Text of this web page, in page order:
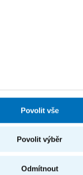
Povolit vše
Povolit výběr
Odmítnout
komise
Ph.D.